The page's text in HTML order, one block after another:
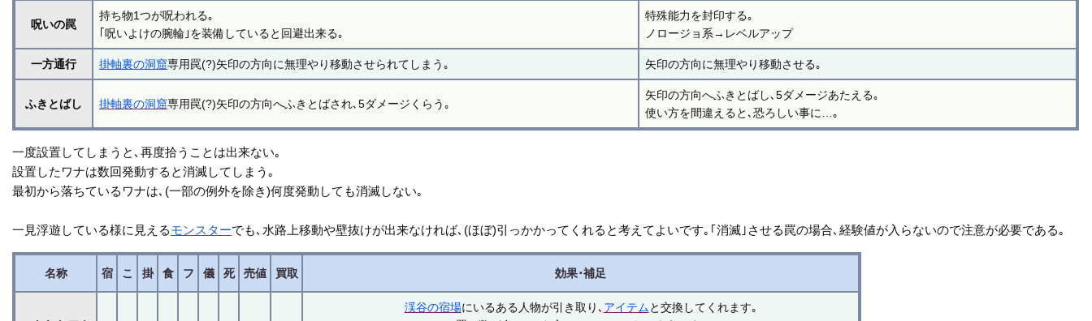
呪いの罠
持ち物1つが呪われる｡
｢呪いよけの腕輪｣を装備していると回避出来る｡
特殊能力を封印する｡
ノロージョ系→レベルアップ
一方通行 掛軸裏の洞窟専用罠(?)矢印の方向に無理やり移動させられてしまう｡ 矢印の方向に無理やり移動させる｡
ふきとばし 掛軸裏の洞窟専用罠(?)矢印の方向へふきとばされ､5ダメージくらう｡
矢印の方向へふきとばし､5ダメージあたえる｡
使い方を間違えると､恐ろしい事に…｡
一度設置してしまうと､再度拾うことは出来ない｡
設置したワナは数回発動すると消滅してしまう｡
最初から落ちているワナは､(一部の例外を除き)何度発動しても消滅しない｡
一見浮遊している様に見えるモンスターでも､水路上移動や壁抜けが出来なければ､(ほぼ)引っかかってくれると考えてよいです｡｢消滅｣させる罠の場合､経験値が入らないので注意が必要である｡
名称 宿 こ 掛 食 フ 儀 死 売値 買取 効果･補足
渓谷の宿場にいるある人物が引き取り､ アイテムと交換してくれます｡